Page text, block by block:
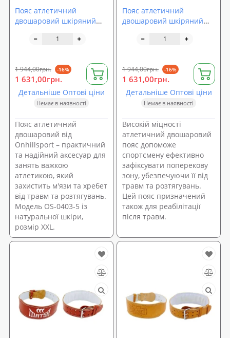
Пояс атлетичний
двошаровий шкіряний
(OS-0403-5)
1 944,00грн. -16%
1 631,00грн.
Детальніше Оптові ціни
Немає в наявності
Пояс атлетичний
двошаровий від
Onhillsport – практичний
та надійний аксесуар для
занять важкою
атлетикою, який
захистить м'язи та хребет
від травм та розтягувань.
Модель OS-0403-5 із
натуральної шкіри,
розмір XXL.
Пояс атлетичний
двошаровий шкіряний
0403-1)
1 944,00грн. -16%
1 631,00грн.
Детальніше Оптові ціни
Немає в наявності
Високій міцності
атлетичний двошаровий
пояс допоможе
спортсмену ефективно
зафіксувати поперекову
зону, убезпечуючи її від
травм та розтягувань.
Цей пояс призначений
також для реабілітації
після травм.